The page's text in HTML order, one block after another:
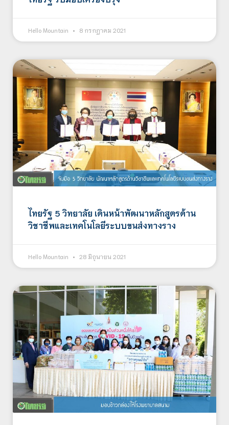
Hello Mountain 8 กรกฎาคม 2021
ไทยรัฐ 5 วิทยาลัย เดินหน้าพัฒนาหลักสูตรด้าน
วิชาชีพและเทคโนโลยีระบบขนส่งทางราง
Hello Mountain 28 มิถุนายน 2021